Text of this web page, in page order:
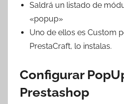
Saldrá un listado de
«popup»
Uno de ellos es Custom
PrestaCraft, lo instalas.
Configurar
Prestashop